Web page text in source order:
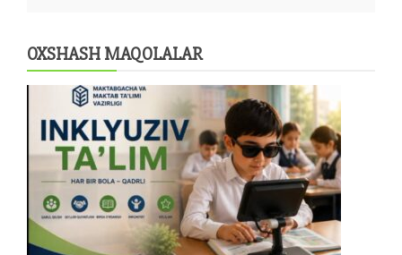
OXSHASH MAQOLALAR